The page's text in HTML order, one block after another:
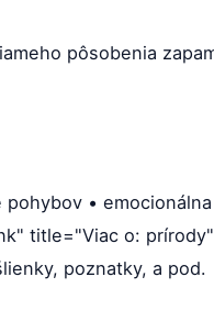
pôsobenia
•
title="Viac o:
poznatky, a pod.